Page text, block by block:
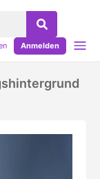
Anmelden